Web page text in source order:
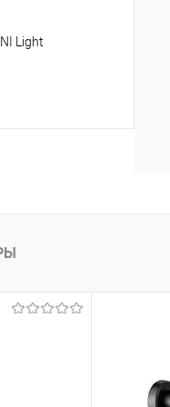
Light
Сравнение
В наличии